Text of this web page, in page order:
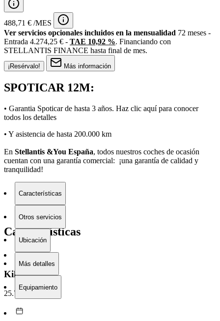
488,71 € /MES
Ver servicios opcionales incluidos en la mensualidad 72 meses -
Entrada 4.274,25 € - TAE 10,92 %. Financiando con
STELLANTIS FINANCE hasta final de mes.
¡Resérvalo! Más información
SPOTICAR 12M:
• Garantia Spoticar de hasta 3 años. Haz clic aquípara conocer
todos los detalles
• Y asistencia de hasta 200.000 km
En Stellantis &You España, todos nuestros coches de ocasión
cuentan con una garantía comercial: ¡una garantía de calidad y
tranquilidad!
Características
Otros servicios
Ubicación
Más detalles
Equipamiento
Características
Kilometraje
25.708 km